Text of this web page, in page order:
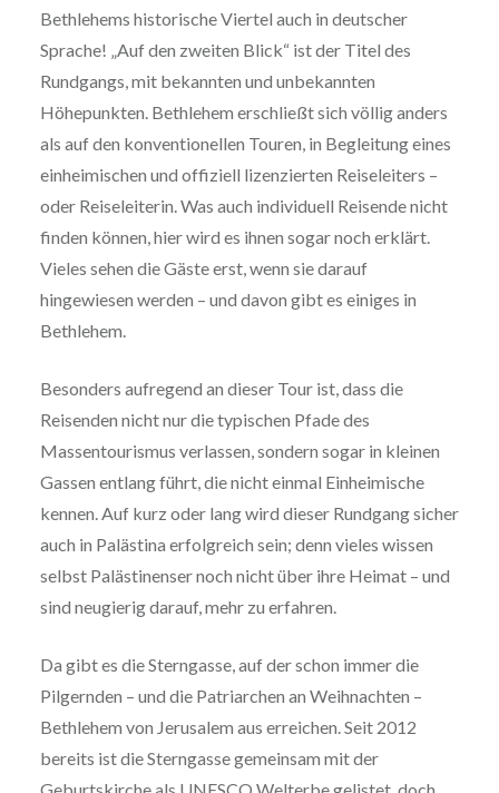
Bethlehems historische Viertel auch in deutscher
Sprache! „Auf den zweiten Blick“ ist der Titel des
Rundgangs, mit bekannten und unbekannten
Höhepunkten. Bethlehem erschließt sich völlig anders
als auf den konventionellen Touren, in Begleitung eines
einheimischen und offiziell lizenzierten Reiseleiters –
oder Reiseleiterin. Was auch individuell Reisende nicht
finden können, hier wird es ihnen sogar noch erklärt.
Vieles sehen die Gäste erst, wenn sie darauf
hingewiesen werden – und davon gibt es einiges in
Bethlehem.
Besonders aufregend an dieser Tour ist, dass die
Reisenden nicht nur die typischen Pfade des
Massentourismus verlassen, sondern sogar in kleinen
Gassen entlang führt, die nicht einmal Einheimische
kennen. Auf kurz oder lang wird dieser Rundgang sicher
auch in Palästina erfolgreich sein; denn vieles wissen
selbst Palästinenser noch nicht über ihre Heimat – und
sind neugierig darauf, mehr zu erfahren.
Da gibt es die Sterngasse, auf der schon immer die
Pilgernden – und die Patriarchen an Weihnachten –
Bethlehem von Jerusalem aus erreichen. Seit 2012
bereits ist die Sterngasse gemeinsam mit der